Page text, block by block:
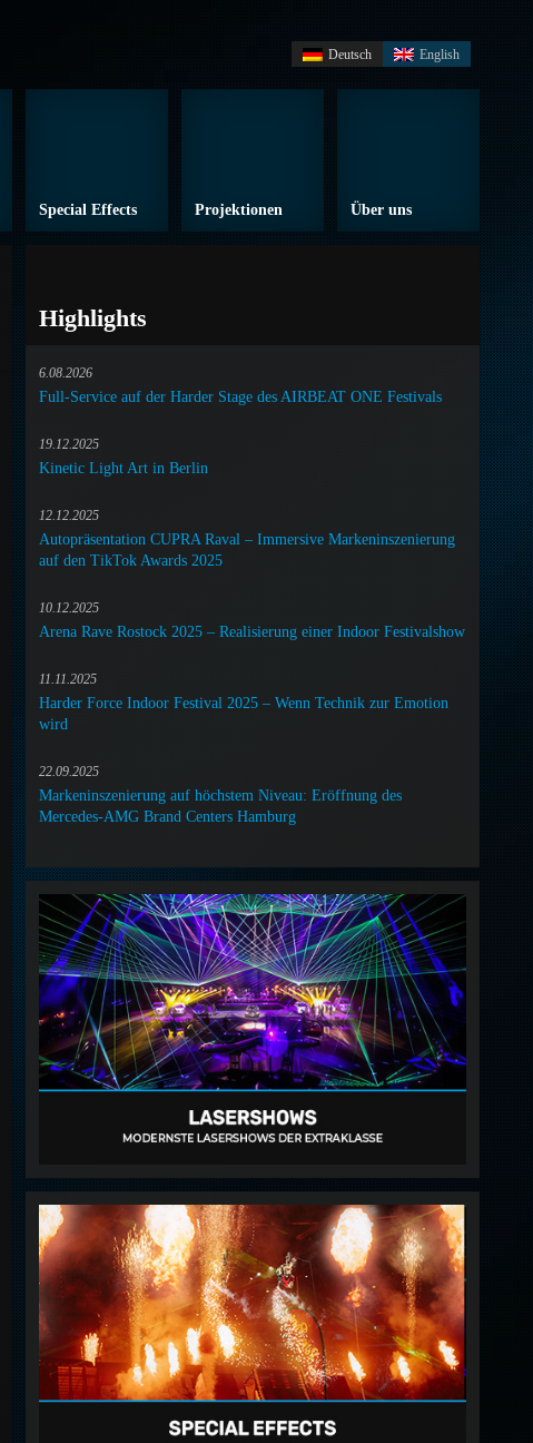
Deutsch English
Special Effects Projektionen Über uns
Highlights
6.08.2026
Full-Service auf der Harder Stage des AIRBEAT ONE Festivals
19.12.2025
Kinetic Light Art in Berlin
12.12.2025
Autopräsentation CUPRA Raval – Immersive Markeninszenierung
auf den TikTok Awards 2025
10.12.2025
Arena Rave Rostock 2025 – Realisierung einer Indoor Festivalshow
11.11.2025
Harder Force Indoor Festival 2025 – Wenn Technik zur Emotion
wird
22.09.2025
Markeninszenierung auf höchstem Niveau: Eröffnung des
Mercedes-AMG Brand Centers Hamburg